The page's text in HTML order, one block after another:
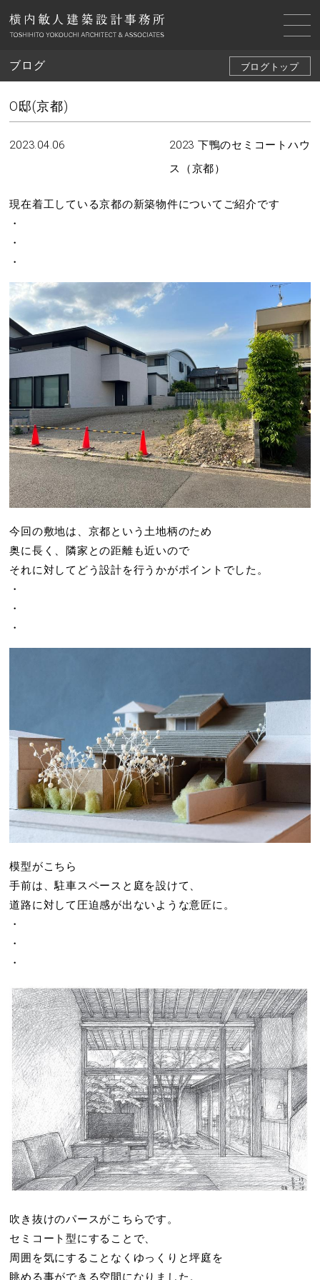
ブログ ブログトップ
O邸(京都)
2023.04.06
2023 下鴨のセミコートハウ
ス（京都）
現在着工している京都の新築物件についてご紹介です
・
・
・
今回の敷地は、京都という土地柄のため
奥に長く、隣家との距離も近いので
それに対してどう設計を行うかがポイントでした。
・
・
・
模型がこちら
手前は、駐車スペースと庭を設けて、
道路に対して圧迫感が出ないような意匠に。
・
・
・
吹き抜けのパースがこちらです。
セミコート型にすることで、
周囲を気にすることなくゆっくりと坪庭を
眺める事ができる空間になりました。